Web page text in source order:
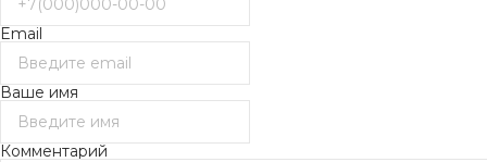
Email
Ваше имя
Комментарий